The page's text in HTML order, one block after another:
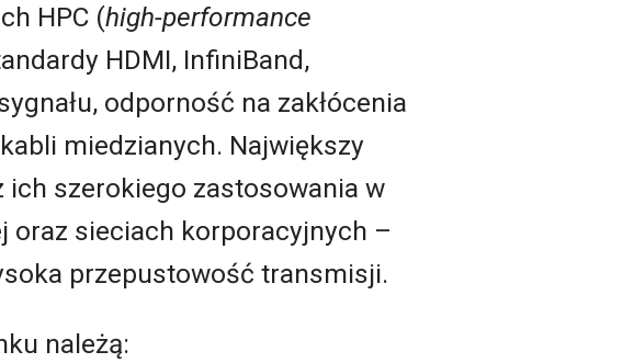
HPC (high-performance
HDMI, InfiniBand,
odporność na zakłócenia
miedzianych. Największy
ich szerokiego zastosowania w
sieciach korporacyjnych –
przepustowość transmisji.
należą: